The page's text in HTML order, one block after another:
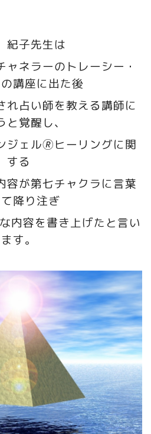
紀子先生は
ネラーのトレーシー・
講座に出た後
れ占い師を教える講師に
と覚醒し、
ジェル🄬ヒーリングに関
する
容が第七チャクラに言葉
降り注ぎ
内容を書き上げたと言い
ます。